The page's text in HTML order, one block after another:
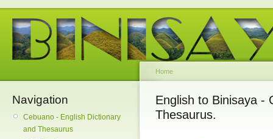
Navigation
Cebuano - English Dictionary
and Thesaurus
Home
English to Binisaya -
Thesaurus.